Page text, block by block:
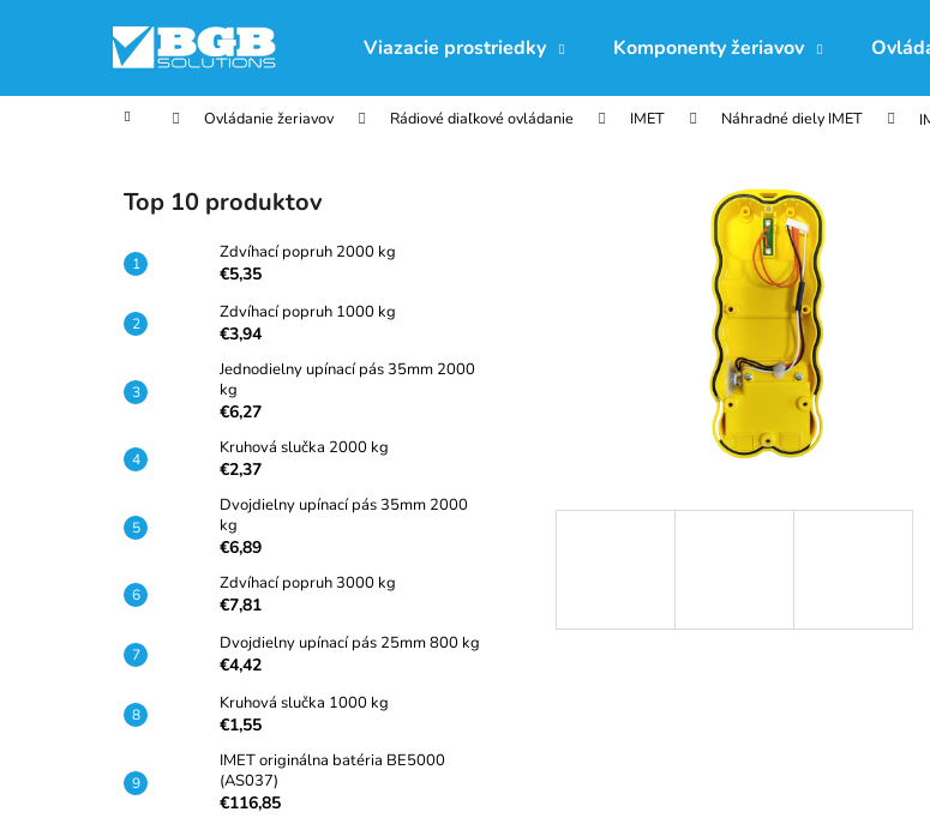
Viazacie prostriedky Komponenty žeriavov
Domov Ovládanie žeriavov Rádiové diaľkové ovládanie IMET Náhradné diely IMET
Top 10 produktov
Zdvíhací popruh 2000 kg
€5,35
Zdvíhací popruh 1000 kg
€3,94
Jednodielny upínací pás 35mm 2000
kg
€6,27
Kruhová slučka 2000 kg
€2,37
Dvojdielny upínací pás 35mm 2000
kg
€6,89
Zdvíhací popruh 3000 kg
€7,81
Dvojdielny upínací pás 25mm 800 kg
€4,42
Kruhová slučka 1000 kg
€1,55
IMET originálna batéria BE5000
(AS037)
€116,85
í
Späť
do
Späť
do
Čo potrebujete nájsť?
Odporúčame
ZDVÍHACÍ POPRUH 2000 KG
Pôvodne: €5,54